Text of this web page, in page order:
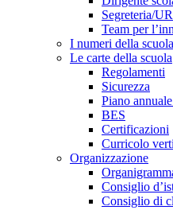
Segreteria/
Team per
I numeri della scuola
Le carte della scuola
Regolamenti
Sicurezza
Piano
BES
Certificazioni
Curricolo
Organizzazione
Consiglio
Consiglio di